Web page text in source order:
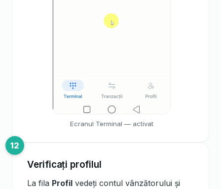
Ecranul Terminal — activat
Verificați profilul
La fila Profil vedeți contul vânzătorului și